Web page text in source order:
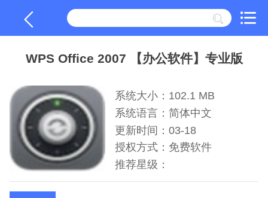
WPS Office 2007 【办公软件】专业版
系统大小：102.1 MB
系统语言：简体中文
更新时间：03-18
授权方式：免费软件
推荐星级：